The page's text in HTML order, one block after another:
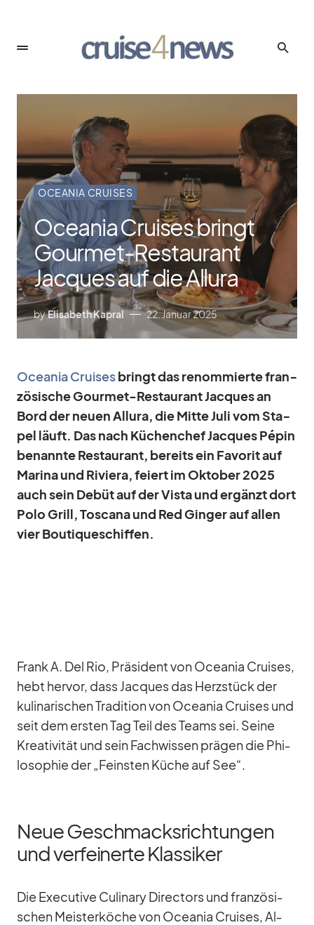
OCEANIA CRUISES
Oceania Cruises bringt
Gourmet-Restaurant
Jacques auf die Allura
byElisabeth Kapral 22. Januar 2025
Ocea­nia Crui­sesbringt das re­nom­mierte fran­
zö­si­sche Gour­met-Re­stau­rant Jac­ques an
Bord der neuen Al­lura, die Mitte Juli vom Sta­
pel läuft. Das nach Kü­chen­chef Jac­ques Pé­pin
be­nannte Re­stau­rant, be­reits ein Fa­vo­rit auf
Ma­rina und Ri­viera, fei­ert im Ok­to­ber 2025
auch sein De­büt auf der Vista und er­gänzt dort
Polo Grill, Tos­cana und Red Gin­ger auf al­len
vier Bou­ti­que­schif­fen.
Frank A. Del Rio, Prä­si­dent von Ocea­nia Crui­ses,
hebt her­vor, dass Jac­ques das Herz­stück der
ku­li­na­ri­schen Tra­di­tion von Ocea­nia Crui­ses und
seit dem ers­ten Tag Teil des Teams sei. Seine
Krea­ti­vi­tät und sein Fach­wis­sen prä­gen die Phi­
lo­so­phie der „Feins­ten Kü­che auf See“.
Neue Geschmacksrichtungen
und verfeinerte Klassiker
Die Exe­cu­tive Cu­linary Di­rec­tors und fran­zö­si­
schen Meis­ter­kö­che von Ocea­nia Crui­ses, Al­